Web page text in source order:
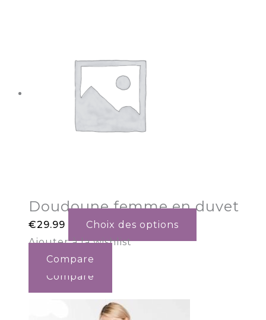
Doudoune femme en duvet
€29.99
Choix des options
Ajouter à la wishlist
Compare
Compare